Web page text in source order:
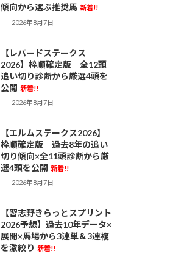
傾向から選ぶ推奨馬 新着!!
2026年8月7日
【レパードステークス
2026】枠順確定版｜全12頭
追い切り診断から厳選4頭を
公開 新着!!
2026年8月7日
【エルムステークス2026】
枠順確定版｜過去8年の追い
切り傾向×全11頭診断から厳
選4頭を公開 新着!!
2026年8月7日
【習志野きらっとスプリント
2026予想】過去10年データ×
展開×馬場から3連単＆3連複
を激絞り 新着!!